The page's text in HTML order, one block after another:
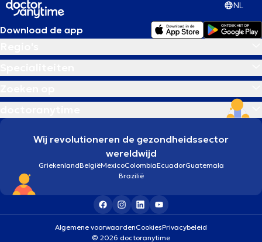
NL
Download de app
Wij revolutioneren de gezondheidssector
wereldwijd
GriekenlandBelgiëMexicoColombiaEcuadorGuatemala
Brazilië
Algemene voorwaardenCookiesPrivacybeleid
© 2026 doctoranytime